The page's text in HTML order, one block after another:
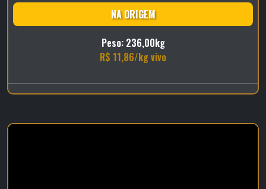
NA ORIGEM
Peso: 236,00kg
R$ 11,86/kg vivo